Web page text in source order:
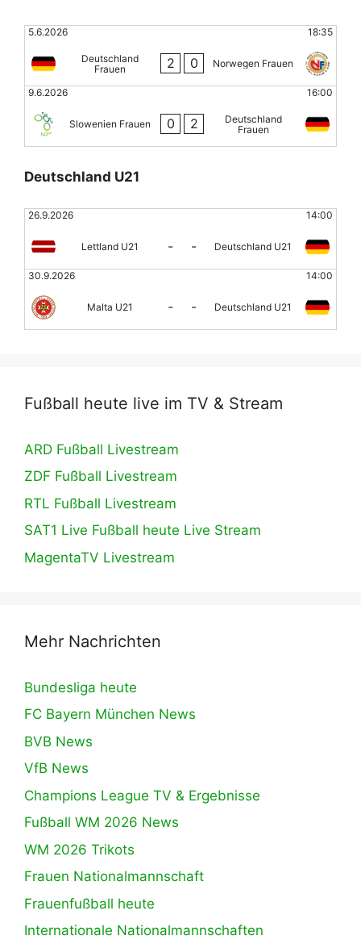
5.6.2026 18:35
Deutschland
Frauen
2 0 Norwegen Frauen
9.6.2026 16:00
Slowenien Frauen 0 2
Deutschland
Frauen
Deutschland U21
26.9.2026 14:00
Lettland U21 - - Deutschland U21
30.9.2026 14:00
Malta U21 - - Deutschland U21
Fußball heute live im TV & Stream
ARD Fußball Livestream
ZDF Fußball Livestream
RTL Fußball Livestream
SAT1 Live Fußball heute Live Stream
MagentaTV Livestream
Mehr Nachrichten
Bundesliga heute
FC Bayern München News
BVB News
VfB News
Champions League TV & Ergebnisse
Fußball WM 2026 News
WM 2026 Trikots
Frauen Nationalmannschaft
Frauenfußball heute
Internationale Nationalmannschaften